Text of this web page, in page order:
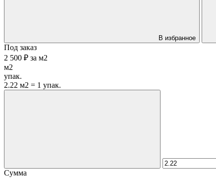
В избранное
Под заказ
2 500 ₽ за м2
м2
упак.
2.22 м2 = 1 упак.
Сумма